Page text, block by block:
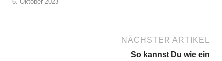
6. Oktober 2023
NÄCHSTER ARTIKEL
So kannst Du wie ein